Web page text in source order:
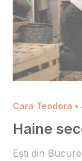
Cara Teodora
Haine
Ești din